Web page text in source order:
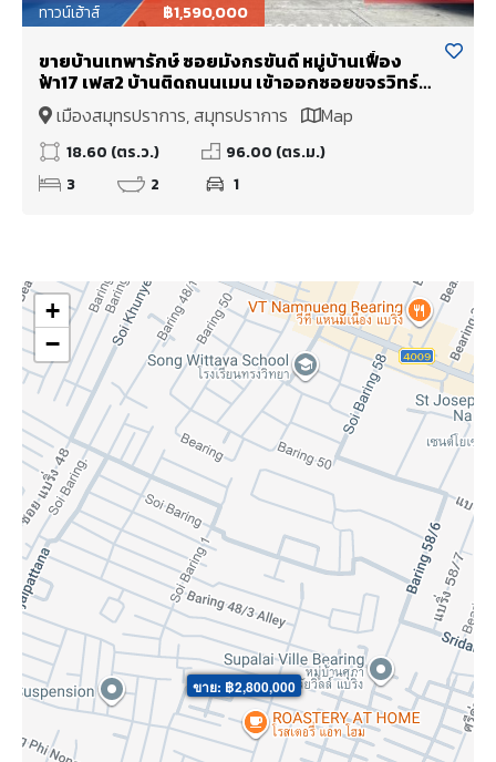
ทาวน์เฮ้าส์ ฿1,590,000
ขายบ้านเทพารักษ์ ซอยมังกรขันดี หมู่บ้านเฟื่อง
ฟ้า17 เฟส2 บ้านติดถนนเมน เข้าออกซอยขจรวิทร์
แพรกษา บางพลี สมุทรปราการ
เมืองสมุทรปราการ, สมุทรปราการ Map
18.60 (ตร.ว.)
96.00 (ตร.ม.)
3
2 1
ขาย: ฿2,800,000
+
−